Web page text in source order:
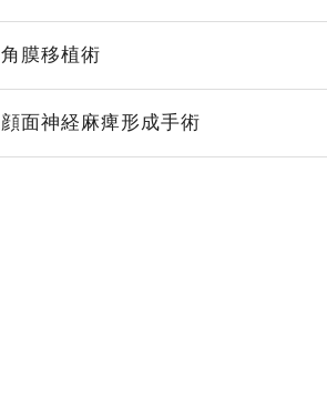
角膜移植術
顔面神経麻痺形成手術